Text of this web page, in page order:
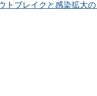
トブレイクと感染拡大の